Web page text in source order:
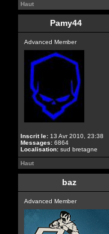
Haut
Pamy44
Advanced Member
Inscrit le: 13 Avr 2010, 23:38
Messages: 6864
Localisation: sud bretagne
Haut
baz
Advanced Member